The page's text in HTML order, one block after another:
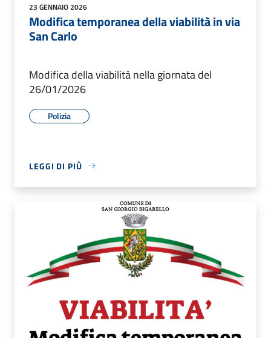
23 GENNAIO 2026
Modifica temporanea della viabilità in via
San Carlo
Modifica della viabilità nella giornata del
26/01/2026
Polizia
LEGGI DI PIÙ